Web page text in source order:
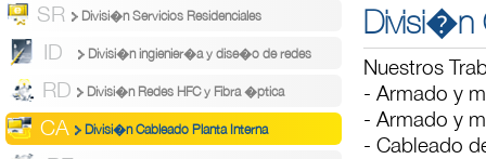
SR Divisi�n Servicios Residenciales
ID Divisi�n ingienier�a y dise�o de redes
RD Divisi�n Redes HFC y Fibra �ptica
CA Divisi�n Cableado Planta Interna
Divisi�n
Nuestros
- Armado y
- Armado y
- Cableado